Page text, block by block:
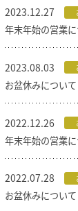
2023.12.27
年末年始の営業
2023.08.03
お盆休みについて
2022.12.26
年末年始の営業
2022.07.28
お盆休みについて